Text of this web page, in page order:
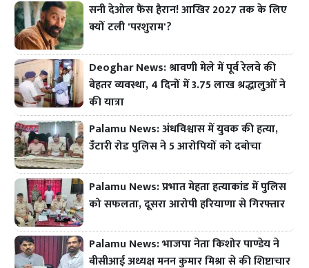
सनी देओल फैंस हैरान! आखिर 2027 तक के लिए
क्यों टली 'परशुराम'?
Deoghar News: श्रावणी मेले में पूर्व रेलवे की
बेहतर व्यवस्था, 4 दिनों में 3.75 लाख श्रद्धालुओं ने
की यात्रा
Palamu News: अंधविश्वास में युवक की हत्या,
उँटारी रोड पुलिस ने 5 आरोपियों को दबोचा
Palamu News: प्रभात मेहता हत्याकांड में पुलिस
को सफलता, दूसरा आरोपी हरियाणा से गिरफ्तार
Palamu News: भाजपा नेता किशोर पाण्डेय ने
बीसीआई अध्यक्ष मनन कुमार मिश्रा से की शिष्टाचार